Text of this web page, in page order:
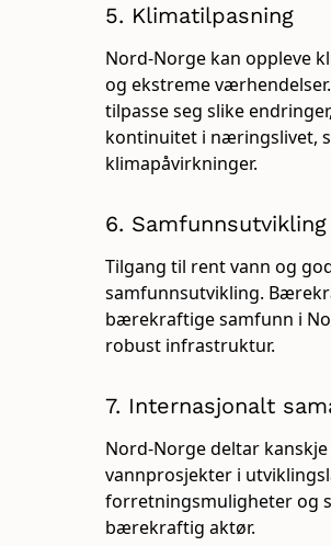
5. Klimatilpasning
Nord-Norge kan oppleve
og ekstreme
tilpasse seg slike
kontinuitet i næringslivet,
klimapåvirkninger.
6. Samfunnsutvikling
Tilgang til rent vann og
samfunnsutvikling.
bærekraftige samfunn i
robust infrastruktur.
7. Internasjonalt
Nord-Norge deltar
vannprosjekter i
forretningsmuligheter og
bærekraftig aktør.